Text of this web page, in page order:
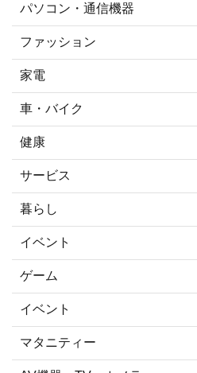
パソコン・通信機器
ファッション
家電
車・バイク
健康
サービス
暮らし
イベント
ゲーム
イベント
マタニティー